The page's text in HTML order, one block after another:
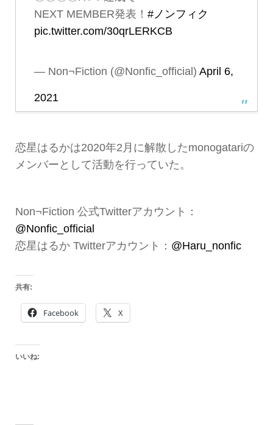
NEXT MEMBER発表！ #ノンフィク
pic.twitter.com/30qrLERKCB
— Non¬Fiction (@Nonfic_official) April 6,
2021
恋星はるかは2020年2月に解散したmonogatariの
メンバーとして活動を行っていた。
Non¬Fiction 公式Twitterアカウント：
@Nonfic_official
恋星はるか Twitterアカウント： @Haru_nonfic
共有:
Facebook X
いいね: